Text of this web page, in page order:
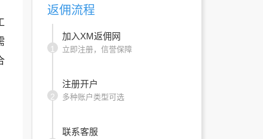
返佣流程
1
加入XM返佣网
立即注册，信誉保障
2
注册开户
多种账户类型可选
联系客服